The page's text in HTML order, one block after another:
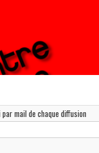
mail de chaque diffusion